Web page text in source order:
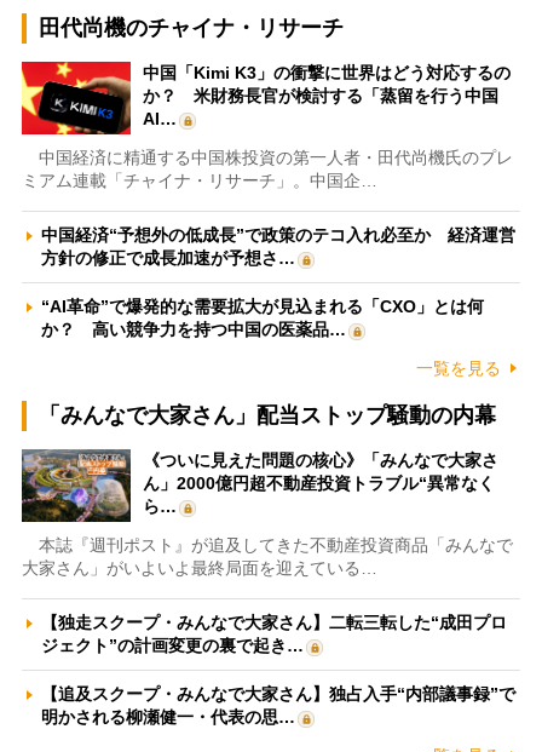
田代尚機のチャイナ・リサーチ
中国「Kimi K3」の衝撃に世界はどう対応するの
か？ 米財務長官が検討する「蒸留を行う中国
AI…
中国経済に精通する中国株投資の第一人者・田代尚機氏のプレ
ミアム連載「チャイナ・リサーチ」。中国企…
中国経済“予想外の低成長”で政策のテコ入れ必至か 経済運営
方針の修正で成長加速が予想さ…
“AI革命”で爆発的な需要拡大が見込まれる「CXO」とは何
か？ 高い競争力を持つ中国の医薬品…
一覧を見る
「みんなで大家さん」配当ストップ騒動の内幕
《ついに見えた問題の核心》「みんなで大家さ
ん」2000億円超不動産投資トラブル“異常なく
ら…
本誌『週刊ポスト』が追及してきた不動産投資商品「みんなで
大家さん」がいよいよ最終局面を迎えている…
【独走スクープ・みんなで大家さん】二転三転した“成田プロ
ジェクト”の計画変更の裏で起き…
【追及スクープ・みんなで大家さん】独占入手“内部議事録”で
明かされる柳瀬健一・代表の思…